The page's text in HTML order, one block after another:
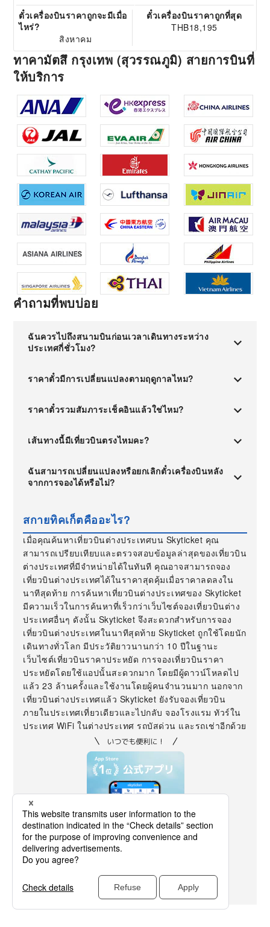
ตั๋วเครื่องบินราคาถูกจะมีเมื่อ
ไหร่?
สิงหาคม
ตั๋วเครื่องบินราคาถูกที่สุด
THB18,195
ทาคามัตสึ กรุงเทพ (สุวรรณภูมิ) สายการบินที่
ให้บริการ
คำถามที่พบบ่อย
ฉันควรไปถึงสนามบินก่อนเวลาเดินทางระหว่าง
ประเทศกี่ชั่วโมง?
ราคาตั๋วมีการเปลี่ยนแปลงตามฤดูกาลไหม?
ราคาตั๋วรวมสัมภาระเช็คอินแล้วใช่ไหม?
เส้นทางนี้มีเที่ยวบินตรงไหมคะ?
ฉันสามารถเปลี่ยนแปลงหรือยกเลิกตั๋วเครื่องบินหลัง
จากการจองได้หรือไม่?
สกายทิคเก็ตคืออะไร?
เมื่อคุณค้นหาเที่ยวบินต่างประเทศบน Skyticket คุณ
สามารถเปรียบเทียบและตรวจสอบข้อมูลล่าสุดของเที่ยวบิน
ต่างประเทศที่มีจำหน่ายได้ในทันที คุณอาจสามารถจอง
เที่ยวบินต่างประเทศได้ในราคาสุดคุ้มเมื่อราคาลดลงใน
นาทีสุดท้าย การค้นหาเที่ยวบินต่างประเทศของ Skyticket
มีความเร็วในการค้นหาที่เร็วกว่าเว็บไซต์จองเที่ยวบินต่าง
ประเทศอื่นๆ ดังนั้น Skyticket จึงสะดวกสำหรับการจอง
เที่ยวบินต่างประเทศในนาทีสุดท้าย Skyticket ถูกใช้โดยนัก
เดินทางทั่วโลก มีประวัติยาวนานกว่า 10 ปีในฐานะ
เว็บไซต์เที่ยวบินราคาประหยัด การจองเที่ยวบินราคา
ประหยัดโดยใช้แอปนั้นสะดวกมาก โดยมีผู้ดาวน์โหลดไป
แล้ว 23 ล้านครั้งและใช้งานโดยผู้คนจำนวนมาก นอกจาก
เที่ยวบินต่างประเทศแล้ว Skyticket ยังรับจองเที่ยวบิน
ภายในประเทศเที่ยวเดียวและไปกลับ จองโรงแรม ทัวร์ใน
ประเทศ WiFi ในต่างประเทศ รถบัสด่วน และรถเช่าอีกด้วย